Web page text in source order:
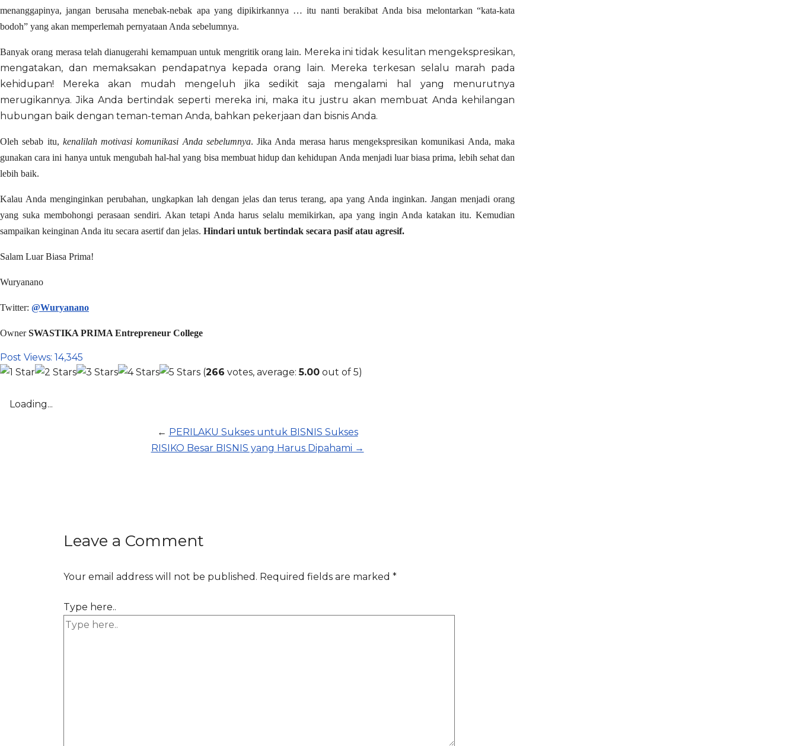
menanggapinya, jangan berusaha menebak-nebak apa yang dipikirkannya … itu nanti berakibat Anda bisa melontarkan “kata-kata
bodoh” yang akan memperlemah pernyataan Anda sebelumnya.
Banyak orang merasa telah dianugerahi kemampuan untuk mengritik orang lain. Mereka ini tidak kesulitan mengekspresikan,
mengatakan, dan memaksakan pendapatnya kepada orang lain. Mereka terkesan selalu marah pada
kehidupan! Mereka akan mudah mengeluh jika sedikit saja mengalami hal yang menurutnya
merugikannya. Jika Anda bertindak seperti mereka ini, maka itu justru akan membuat Anda kehilangan
hubungan baik dengan teman-teman Anda, bahkan pekerjaan dan bisnis Anda.
Oleh sebab itu, kenalilah motivasi komunikasi Anda sebelumnya. Jika Anda merasa harus mengekspresikan komunikasi Anda, maka
gunakan cara ini hanya untuk mengubah hal-hal yang bisa membuat hidup dan kehidupan Anda menjadi luar biasa prima, lebih sehat dan
lebih baik.
Kalau Anda menginginkan perubahan, ungkapkan lah dengan jelas dan terus terang, apa yang Anda inginkan. Jangan menjadi orang
yang suka membohongi perasaan sendiri. Akan tetapi Anda harus selalu memikirkan, apa yang ingin Anda katakan itu. Kemudian
sampaikan keinginan Anda itu secara asertif dan jelas. Hindari untuk bertindak secara pasif atau agresif.
Salam Luar Biasa Prima!
Wuryanano
Twitter: @Wuryanano
OwnerSWASTIKA PRIMA Entrepreneur College
Post Views: 14,345
(266 votes, average:5.00 out of 5)
Loading...
← PERILAKU Sukses untuk BISNIS Sukses
RISIKO Besar BISNIS yang Harus Dipahami →
Leave a Comment
Your email address will not be published. Required fields are marked *
Type here..